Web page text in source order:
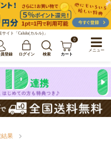
イト「Calulu(カルル)」
登録 ログイン 検索
0
カート
結果
メニュー